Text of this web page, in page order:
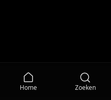
Home Zoeken